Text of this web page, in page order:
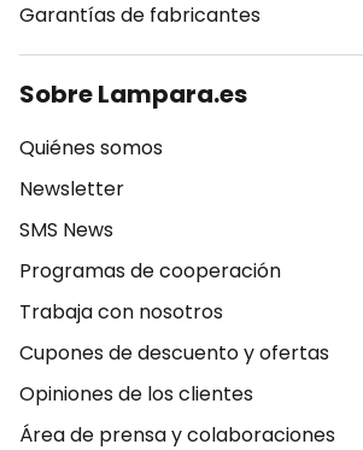
Garantías de fabricantes
Sobre Lampara.es
Quiénes somos
Newsletter
SMS News
Programas de cooperación
Trabaja con nosotros
Cupones de descuento y ofertas
Opiniones de los clientes
Área de prensa y colaboraciones